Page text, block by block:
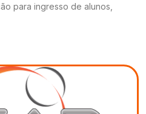
para ingresso de alunos,